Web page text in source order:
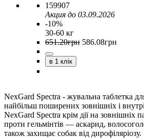
159907
Акция до 03.09.2026
-10%
30-60 кг
651.20грн 586.08грн
в 1 клік
NexGard Spectra - жувальна таблетка
найбільш поширених зовнішніх і
NexGard Spectra крім дії на зовнішніх
проти гельмінтів — аскарид,
також захищає собак від дирофіляріозу.